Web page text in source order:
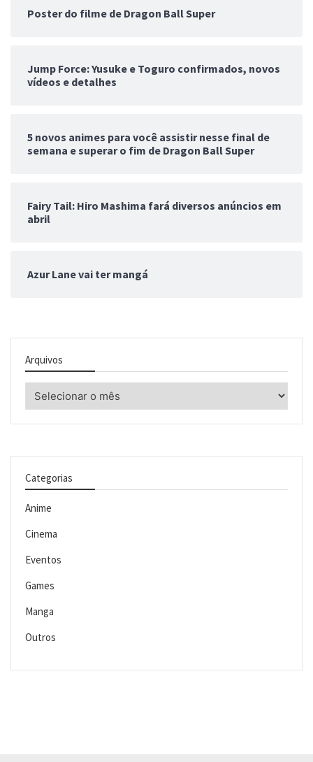
Poster do filme de Dragon Ball Super
Jump Force: Yusuke e Toguro confirmados, novos
vídeos e detalhes
5 novos animes para você assistir nesse final de
semana e superar o fim de Dragon Ball Super
Fairy Tail: Hiro Mashima fará diversos anúncios em
abril
Azur Lane vai ter mangá
Arquivos
Categorias
Anime
Cinema
Eventos
Games
Manga
Outros